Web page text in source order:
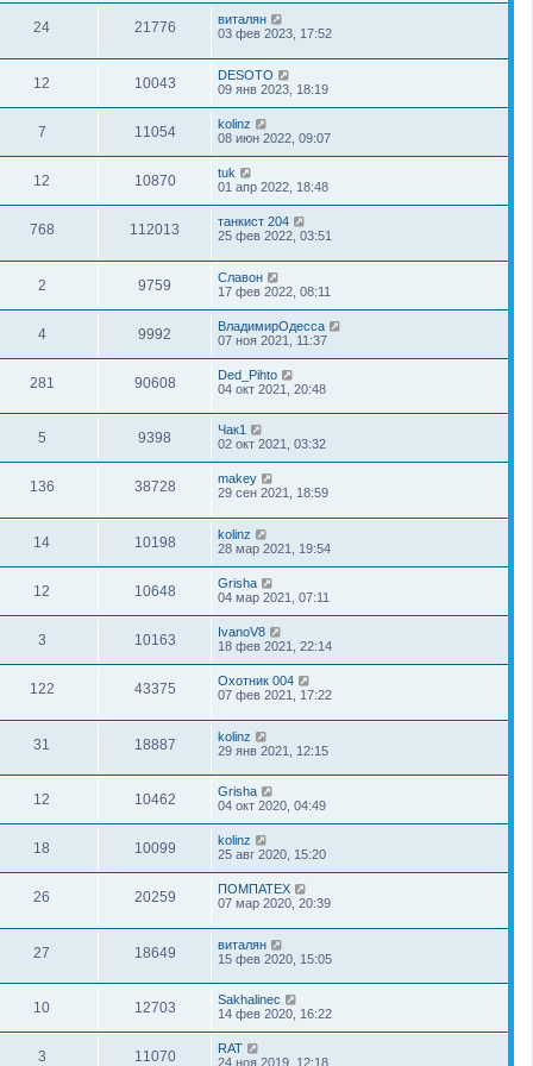
24 21776
виталян
03 фев 2023, 17:52
12 10043
DESOTO
09 янв 2023, 18:19
7 11054
kolinz
08 июн 2022, 09:07
12 10870
tuk
01 апр 2022, 18:48
768 112013
танкист 204
25 фев 2022, 03:51
2 9759
Славон
17 фев 2022, 08:11
4 9992
ВладимирОдесса
07 ноя 2021, 11:37
281 90608
Ded_Pihto
04 окт 2021, 20:48
5 9398
Чак1
02 окт 2021, 03:32
136 38728
makey
29 сен 2021, 18:59
14 10198
kolinz
28 мар 2021, 19:54
12 10648
Grisha
04 мар 2021, 07:11
3 10163
IvanoV8
18 фев 2021, 22:14
122 43375
Охотник 004
07 фев 2021, 17:22
31 18887
kolinz
29 янв 2021, 12:15
12 10462
Grisha
04 окт 2020, 04:49
18 10099
kolinz
25 авг 2020, 15:20
26 20259
ПОМПАТЕХ
07 мар 2020, 20:39
27 18649
виталян
15 фев 2020, 15:05
10 12703
Sakhalinec
14 фев 2020, 16:22
3 11070
RAT
24 ноя 2019, 12:18